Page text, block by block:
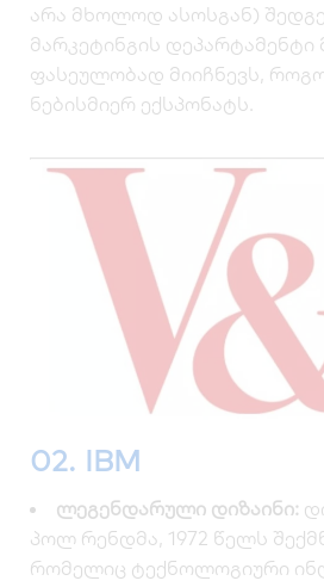
არა მხოლოდ ასოსგან)
მარკეტინგის დეპარტამენტი
ფასეულობად მიიჩნევს,
ნებისმიერ ექსპონატს.
02. IBM
ლეგენდარული დიზაინი:
პოლ რენდმა, 1972 წელს
რომელიც ტექნოლოგიური